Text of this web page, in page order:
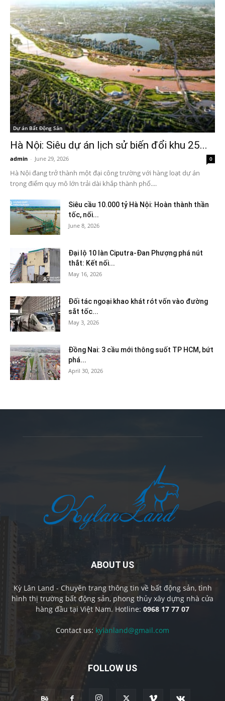
Dự án Bất Động Sản
Hà Nội: Siêu dự án lịch sử biến đổi khu 25...
admin - June 29, 2026 0
Hà Nội đang trở thành một đại công trường với hàng loạt dự án
trọng điểm quy mô lớn trải dài khắp thành phố....
Siêu cầu 10.000 tỷ Hà Nội: Hoàn thành thần
tốc, nối...
June 8, 2026
Đại lộ 10 làn Ciputra-Đan Phượng phá nút
thắt: Kết nối...
May 16, 2026
Đối tác ngoại khao khát rót vốn vào đường
sắt tốc...
May 3, 2026
Đồng Nai: 3 cầu mới thông suốt TP HCM, bứt
phá...
April 30, 2026
ABOUT US
Kỳ Lân Land - Chuyên trang thông tin về bất động sản, tình
hình thị trường bất động sản, phong thủy xây dựng nhà cửa
hàng đầu tại Việt Nam. Hotline: 0968 17 77 07
Contact us: kylanland@gmail.com
FOLLOW US